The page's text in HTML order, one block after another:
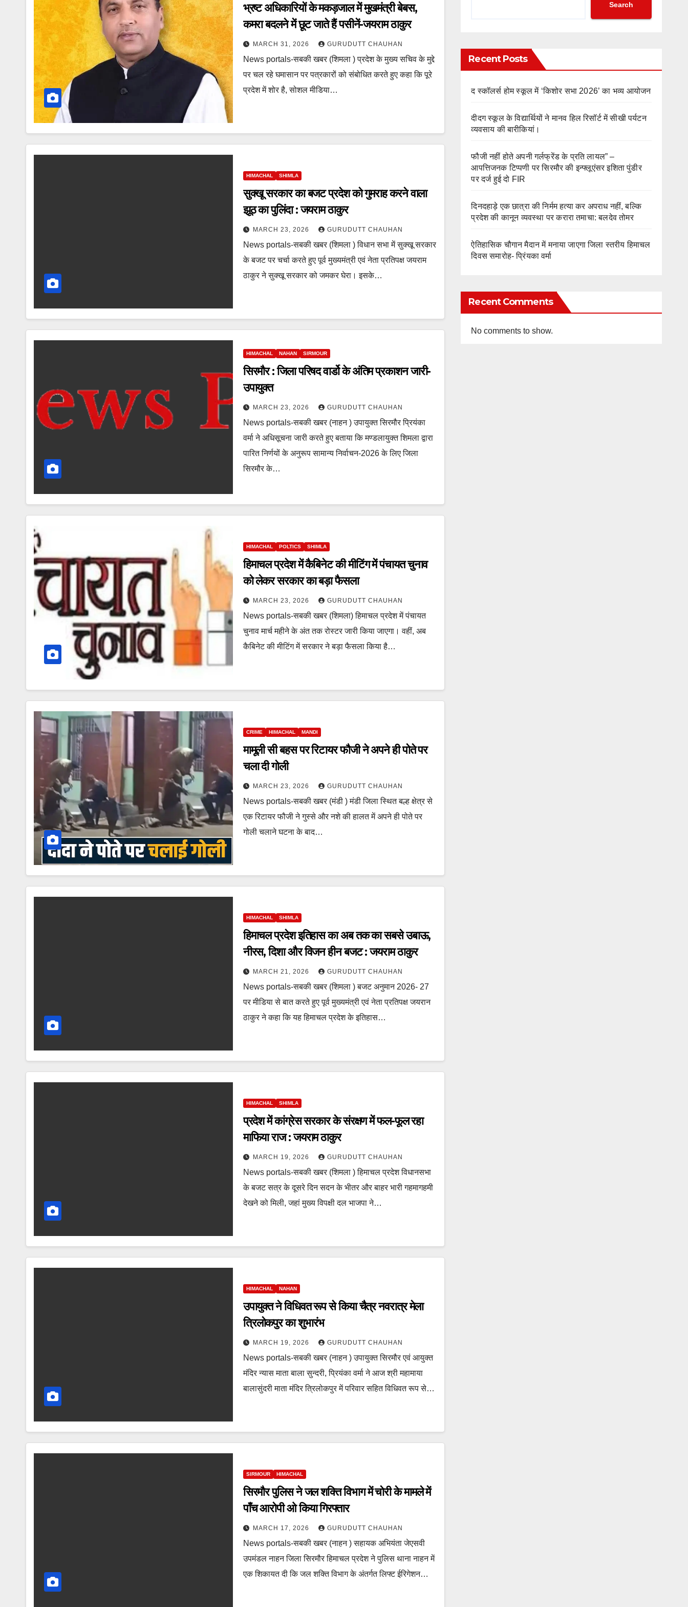
भ्रष्ट अधिकारियों के मकड़जाल में मुखमंत्री बेबस,
कमरा बदलने में छूट जाते हैं पसीनें-जयराम ठाकुर
MARCH 31, 2026 GURUDUTT CHAUHAN
News portals-सबकी खबर (शिमला ) प्रदेश के मुख्य सचिव के मुद्दे
पर चल रहे घमासान पर पत्रकारों को संबोधित करते हुए कहा कि पूरे
प्रदेश में शोर है, सोशल मीडिया…
HIMACHAL SHIMLA
सुक्खू सरकार का बजट प्रदेश को गुमराह करने वाला
झूठ का पुलिंदा : जयराम ठाकुर
MARCH 23, 2026 GURUDUTT CHAUHAN
News portals-सबकी खबर (शिमला ) विधान सभा में सुक्खू सरकार
के बजट पर चर्चा करते हुए पूर्व मुख्यमंत्री एवं नेता प्रतिपक्ष जयराम
ठाकुर ने सुक्खू सरकार को जमकर घेरा। इसके…
HIMACHAL NAHAN SIRMOUR
सिरमौर : जिला परिषद वार्डो के अंतिम प्रकाशन जारी-
उपायुक्त
MARCH 23, 2026 GURUDUTT CHAUHAN
News portals-सबकी खबर (नाहन ) उपायुक्त सिरमौर प्रियंका
वर्मा ने अधिसूचना जारी करते हुए बताया कि मण्डलायुक्त शिमला द्वारा
पारित निर्णयों के अनुरूप सामान्य निर्वाचन-2026 के लिए जिला
सिरमौर के…
HIMACHAL POLTICS SHIMLA
हिमाचल प्रदेश में कैबिनेट की मीटिंग में पंचायत चुनाव
को लेकर सरकार का बड़ा फैसला
MARCH 23, 2026 GURUDUTT CHAUHAN
News portals-सबकी खबर (शिमला) हिमाचल प्रदेश में पंचायत
चुनाव मार्च महीने के अंत तक रोस्टर जारी किया जाएगा। वहीं, अब
कैबिनेट की मीटिंग में सरकार ने बड़ा फैसला किया है…
CRIME HIMACHAL MANDI
मामूली सी बहस पर रिटायर फौजी ने अपने ही पोते पर
चला दी गोली
MARCH 23, 2026 GURUDUTT CHAUHAN
News portals-सबकी खबर (मंडी ) मंडी जिला स्थित बल्ह क्षेत्र से
एक रिटायर फौजी ने गुस्से और नशे की हालत में अपने ही पोते पर
गोली चलाने घटना के बाद…
HIMACHAL SHIMLA
हिमाचल प्रदेश इतिहास का अब तक का सबसे उबाऊ,
नीरस, दिशा और विजन हीन बजट : जयराम ठाकुर
MARCH 21, 2026 GURUDUTT CHAUHAN
News portals-सबकी खबर (शिमला ) बजट अनुमान 2026- 27
पर मीडिया से बात करते हुए पूर्व मुख्यमंत्री एवं नेता प्रतिपक्ष जयरान
ठाकुर ने कहा कि यह हिमाचल प्रदेश के इतिहास…
HIMACHAL SHIMLA
प्रदेश में कांग्रेस सरकार के संरक्षण में फल-फूल रहा
माफिया राज : जयराम ठाकुर
MARCH 19, 2026 GURUDUTT CHAUHAN
News portals-सबकी खबर (शिमला ) हिमाचल प्रदेश विधानसभा
के बजट सत्र के दूसरे दिन सदन के भीतर और बाहर भारी गहमागहमी
देखने को मिली, जहां मुख्य विपक्षी दल भाजपा ने…
HIMACHAL NAHAN
उपायुक्त ने विधिवत रूप से किया चैत्र नवरात्र मेला
त्रिलोकपुर का शुभारंभ
MARCH 19, 2026 GURUDUTT CHAUHAN
News portals-सबकी खबर (नाहन ) उपायुक्त सिरमौर एवं आयुक्त
मंदिर न्यास माता बाला सुन्दरी, प्रियंका वर्मा ने आज श्री महामाया
बालासुंदरी माता मंदिर त्रिलोकपुर में परिवार सहित विधिवत रूप से…
SIRMOUR HIMACHAL
सिरमौर पुलिस ने जल शक्ति विभाग में चोरी के मामले में
पाँच आरोपी ओ किया गिरफ्तार
MARCH 17, 2026 GURUDUTT CHAUHAN
News portals-सबकी खबर (नाहन ) सहायक अभियंता जेएसवी
उपमंडल नाहन जिला सिरमौर हिमाचल प्रदेश ने पुलिस थाना नाहन में
एक शिकायत दी कि जल शक्ति विभाग के अंतर्गत लिफ्ट ईरिगेशन…
Search
Recent Posts
द स्कॉलर्स होम स्कूल में ‘किशोर सभा 2026’ का भव्य आयोजन
दीदग स्कूल के विद्यार्थियों ने मानव हिल रिसॉर्ट में सीखी पर्यटन
व्यवसाय की बारीकियां।
फौजी नहीं होते अपनी गर्लफ्रेंड के प्रति लायल” –
आपत्तिजनक टिप्पणी पर सिरमौर की इन्फ्लूएंसर इशिता पुंडीर
पर दर्ज हुई दो FIR
दिनदहाड़े एक छात्रा की निर्मम हत्या कर अपराध नहीं, बल्कि
प्रदेश की कानून व्यवस्था पर करारा तमाचा: बलदेव तोमर
ऐतिहासिक चौगान मैदान में मनाया जाएगा जिला स्तरीय हिमाचल
दिवस समारोह- प्रिंयका वर्मा
Recent Comments
No comments to show.